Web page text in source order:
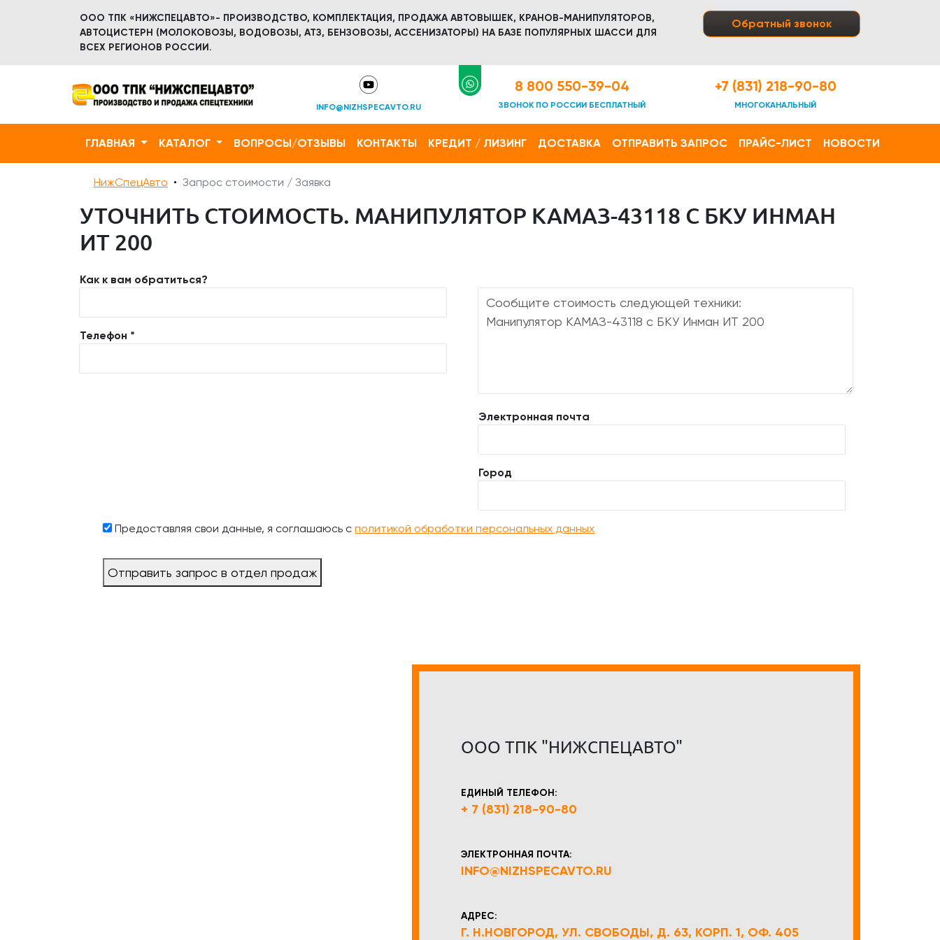
ООО ТПК «НИЖСПЕЦАВТО»- ПРОИЗВОДСТВО, КОМПЛЕКТАЦИЯ, ПРОДАЖА АВТОВЫШЕК, КРАНОВ-МАНИПУЛЯТОРОВ,
АВТОЦИСТЕРН (МОЛОКОВОЗЫ, ВОДОВОЗЫ, АТЗ, БЕНЗОВОЗЫ, АССЕНИЗАТОРЫ) НА БАЗЕ ПОПУЛЯРНЫХ ШАССИ ДЛЯ
ВСЕХ РЕГИОНОВ РОССИИ.
Обратный звонок
INFO@NIZHSPECAVTO.RU
8 800 550-39-04
ЗВОНОК ПО РОССИИ БЕСПЛАТНЫЙ
+7 (831) 218-90-80
МНОГОКАНАЛЬНЫЙ
ГЛАВНАЯ КАТАЛОГ ВОПРОСЫ/ОТЗЫВЫ КОНТАКТЫ КРЕДИТ / ЛИЗИНГ ДОСТАВКА ОТПРАВИТЬ ЗАПРОС ПРАЙС-ЛИСТ НОВОСТИ
НижСпецАвто Запрос стоимости / Заявка
УТОЧНИТЬ СТОИМОСТЬ. МАНИПУЛЯТОР КАМАЗ-43118 С БКУ ИНМАН
ИТ 200​
Как к вам обратиться?
Телефон *
Электронная почта
Город
Предоставляя свои данные, я соглашаюсь сполитикой обработки персональных данных
Отправить запрос в отдел продаж
ООО ТПК "НИЖСПЕЦАВТО"
ЕДИНЫЙ ТЕЛЕФОН:
+ 7 (831) 218-90-80
ЭЛЕКТРОННАЯ ПОЧТА:
INFO@NIZHSPECAVTO.RU
АДРЕС:
Г. Н.НОВГОРОД, УЛ. СВОБОДЫ, Д. 63, КОРП. 1, ОФ. 405